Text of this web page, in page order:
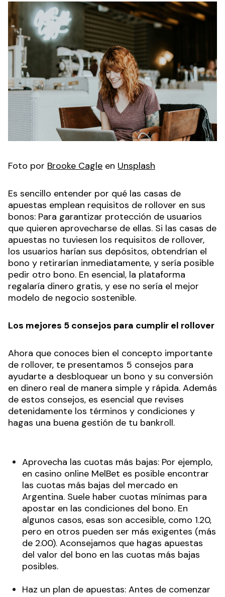
Foto por Brooke Cagle en Unsplash
Es sencillo entender por qué las casas de
apuestas emplean requisitos de rollover en sus
bonos: Para garantizar protección de usuarios
que quieren aprovecharse de ellas. Si las casas de
apuestas no tuviesen los requisitos de rollover,
los usuarios harían sus depósitos, obtendrían el
bono y retirarían inmediatamente, y sería posible
pedir otro bono. En esencial, la plataforma
regalaría dinero gratis, y ese no sería el mejor
modelo de negocio sostenible.
Los mejores 5 consejos para cumplir el rollover
Ahora que conoces bien el concepto importante
de rollover, te presentamos 5 consejos para
ayudarte a desbloquear un bono y su conversión
en dinero real de manera simple y rápida. Además
de estos consejos, es esencial que revises
detenidamente los términos y condiciones y
hagas una buena gestión de tu bankroll.
Aprovecha las cuotas más bajas: Por ejemplo,
en casino online MelBet es posible encontrar
las cuotas más bajas del mercado en
Argentina. Suele haber cuotas mínimas para
apostar en las condiciones del bono. En
algunos casos, esas son accesible, como 1.20,
pero en otros pueden ser más exigentes (más
de 2.00). Aconsejamos que hagas apuestas
del valor del bono en las cuotas más bajas
posibles.
Haz un plan de apuestas: Antes de comenzar